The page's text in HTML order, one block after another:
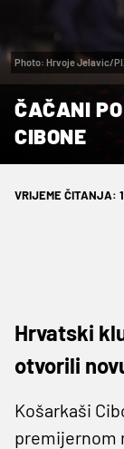
Photo: Hrvoje Jelavic/
ČAČANI
CIBONE
VRIJEME ČITANJA:
Hrvatski
otvorili
Košarkaši
premijernom